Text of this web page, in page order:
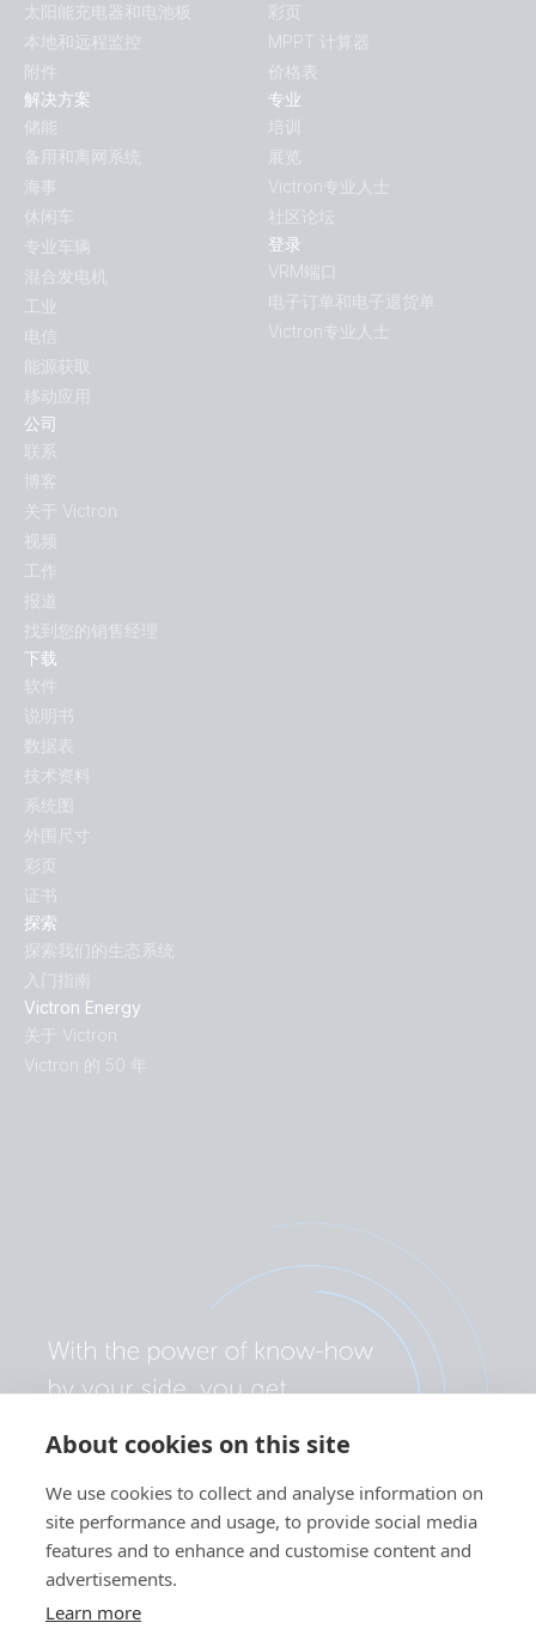
About cookies on this site
We use cookies to collect and analyse information on
site performance and usage, to provide social media
features and to enhance and customise content and
advertisements.
Learn more
太阳能充电器和电池板
本地和远程监控
附件
探索
探索我们的生态系统
入门指南
Victron Energy
关于 Victron
Victron 的 50 年
下载
软件
说明书
数据表
技术资料
系统图
外围尺寸
彩页
证书
解决方案
储能
备用和离网系统
海事
休闲车
专业车辆
混合发电机
工业
电信
能源获取
移动应用
公司
联系
博客
关于 Victron
视频
工作
报道
找到您的销售经理
彩页
MPPT 计算器
价格表
专业
培训
展览
Victron专业人士
社区论坛
登录
VRM端口
电子订单和电子退货单
Victron专业人士